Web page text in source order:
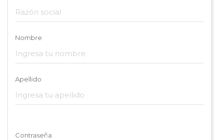
Nombre
Apellido
Contraseña